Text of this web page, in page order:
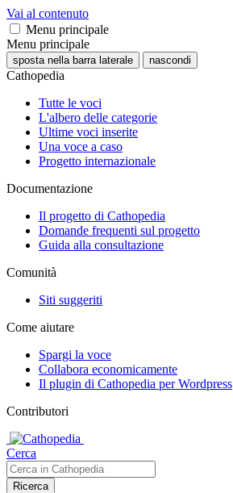
Vai al contenuto
Menu principale
Menu principale
sposta nella barra laterale nascondi
Cathopedia
Tutte le voci
L'albero delle categorie
Ultime voci inserite
Una voce a caso
Progetto internazionale
Documentazione
Il progetto di Cathopedia
Domande frequenti sul progetto
Guida alla consultazione
Comunità
Siti suggeriti
Come aiutare
Spargi la voce
Collabora economicamente
Il plugin di Cathopedia per Wordpress
Contributori
Cerca
Ricerca